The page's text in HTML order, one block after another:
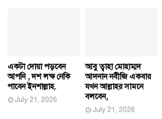
একটা দোয়া পড়বেন
আপনি , দশ লক্ষ নেকি
পাবেন ইনশাল্লাহ.
July 21, 2026
আবু ত্বাহা মোহাম্মদ
আদনান নবীজি একবার
যখন আল্লাহর সামনে
বলবেন,
July 21, 2026